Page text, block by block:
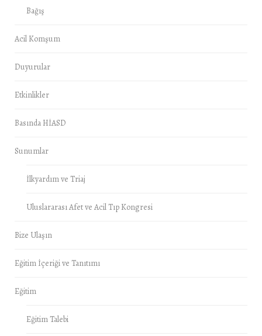
Bağış
Acil Komşum
Duyurular
Etkinlikler
Basında HİASD
Sunumlar
İlkyardım ve Triaj
Uluslararası Afet ve Acil Tıp Kongresi
Bize Ulaşın
Eğitim İçeriği ve Tanıtımı
Eğitim
Eğitim Talebi